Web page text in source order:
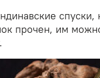
прочен, им